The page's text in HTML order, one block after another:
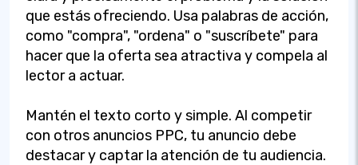
que estás ofreciendo. Usa palabras de acción,
como "compra", "ordena" o "suscríbete" para
hacer que la oferta sea atractiva y compela al
lector a actuar.
Mantén el texto corto y simple. Al competir
con otros anuncios PPC, tu anuncio debe
destacar y captar la atención de tu audiencia.